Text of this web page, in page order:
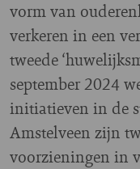
vorm van
verkeren in een
tweede
september 2024
initiatieven in de
Amstelveen zijn
voorzieningen in